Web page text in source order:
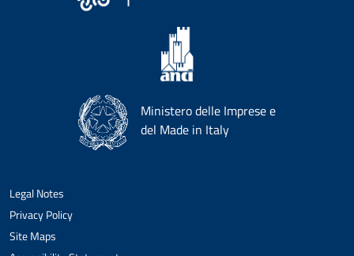
Ministero delle Imprese e
del Made in Italy
Legal Notes
Privacy Policy
Site Maps